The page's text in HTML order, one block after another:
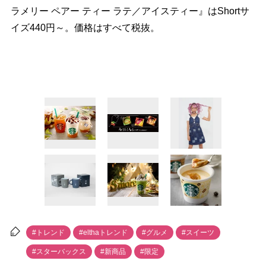
ラメリー ペアー ティー ラテ／アイスティー』はShortサ
イズ440円～。価格はすべて税抜。
#トレンド #elthaトレンド #グルメ #スイーツ
#スターバックス #新商品 #限定